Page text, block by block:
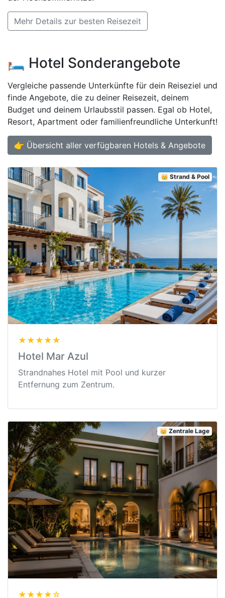
Mehr Details zur besten Reisezeit
🛏️ Hotel Sonderangebote
Vergleiche passende Unterkünfte für dein Reiseziel und
finde Angebote, die zu deiner Reisezeit, deinem
Budget und deinem Urlaubsstil passen. Egal ob Hotel,
Resort, Apartment oder familienfreundliche Unterkunft!
👉 Übersicht aller verfügbaren Hotels & Angebote
👑 Strand & Pool
★★★★★
Hotel Mar Azul
Strandnahes Hotel mit Pool und kurzer
Entfernung zum Zentrum.
👑 Zentrale Lage
★★★★☆